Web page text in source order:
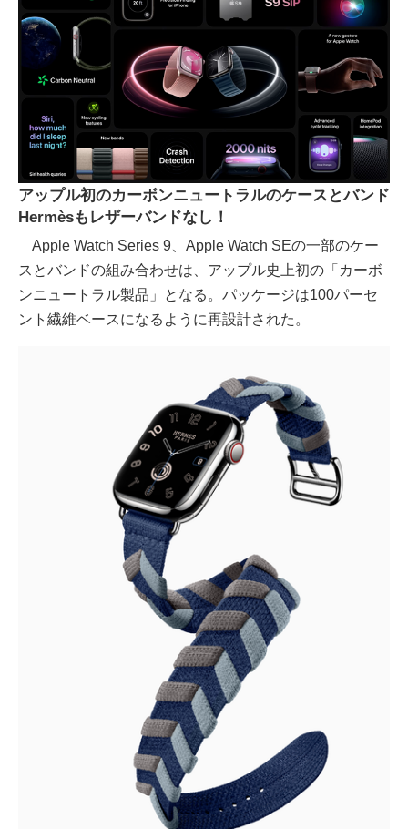
アップル初のカーボンニュートラルのケースとバンド
Hermèsもレザーバンドなし！
Apple Watch Series 9、Apple Watch SEの一部のケー
スとバンドの組み合わせは、アップル史上初の「カーボ
ンニュートラル製品」となる。パッケージは100パーセ
ント繊維ベースになるように再設計された。